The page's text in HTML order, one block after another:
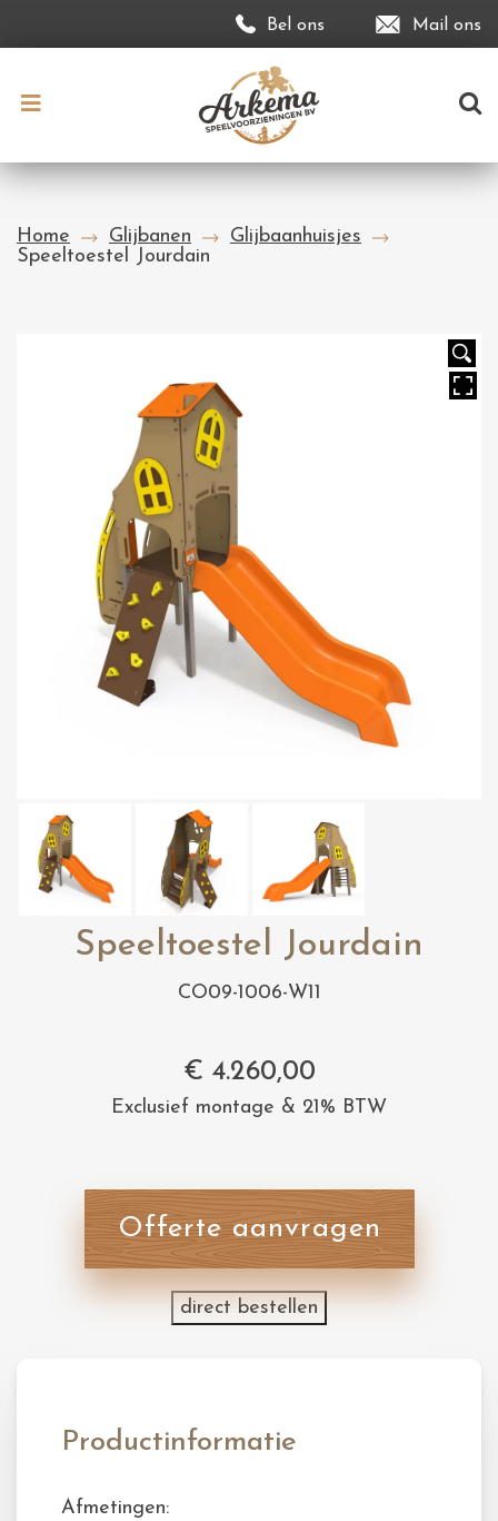
Bel ons Mail ons
Home Glijbanen
Glijbaanhuisjes
Speeltoestel Jourdain
Speeltoestel Jourdain
CO09-1006-W11
€ 4.260,00
Exclusief montage & 21% BTW
Offerte aanvragen
direct bestellen
Productinformatie
Afmetingen: